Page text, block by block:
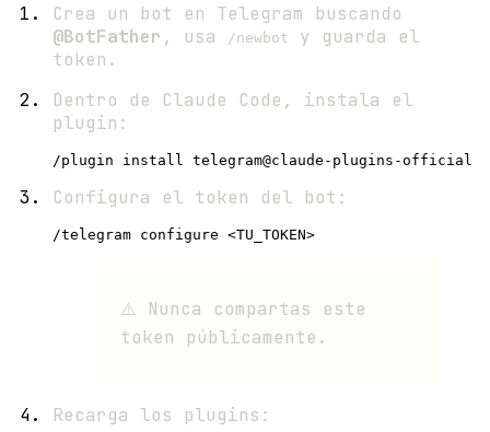
Crea un bot en Telegram buscando
@BotFather , usa /newbot
y guarda el
token.
Dentro de Claude Code, instala el
plugin:
Configura el token del bot:
⚠️ Nunca compartas este
token públicamente.
Recarga los plugins: